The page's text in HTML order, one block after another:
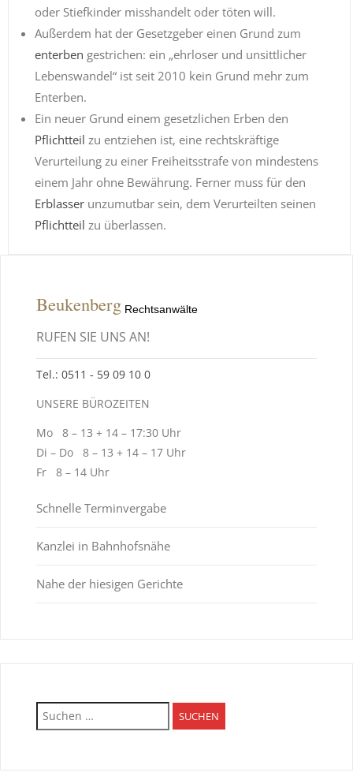
oder Stiefkinder misshandelt oder töten will.
Außerdem hat der Gesetzgeber einen Grund zum
enterben gestrichen: ein „ehrloser und unsittlicher
Lebenswandel“ ist seit 2010 kein Grund mehr zum
Enterben.
Ein neuer Grund einem gesetzlichen Erben den
Pflichtteil zu entziehen ist, eine rechtskräftige
Verurteilung zu einer Freiheitsstrafe von mindestens
einem Jahr ohne Bewährung. Ferner muss für den
Erblasserunzumutbar sein, dem Verurteilten seinen
Pflichtteil zu überlassen.
Beukenberg Rechtsanwälte
RUFEN SIE UNS AN!
Tel.: 0511 ‑ 59 09 10 0
UNSERE BÜROZEITEN
Mo 8 – 13 + 14 – 17:30 Uhr
Di – Do 8 – 13 + 14 – 17 Uhr
Fr 8 – 14 Uhr
Schnelle Terminvergabe
Kanzlei in Bahnhofsnähe
Nahe der hiesigen Gerichte
Suchen
nach: